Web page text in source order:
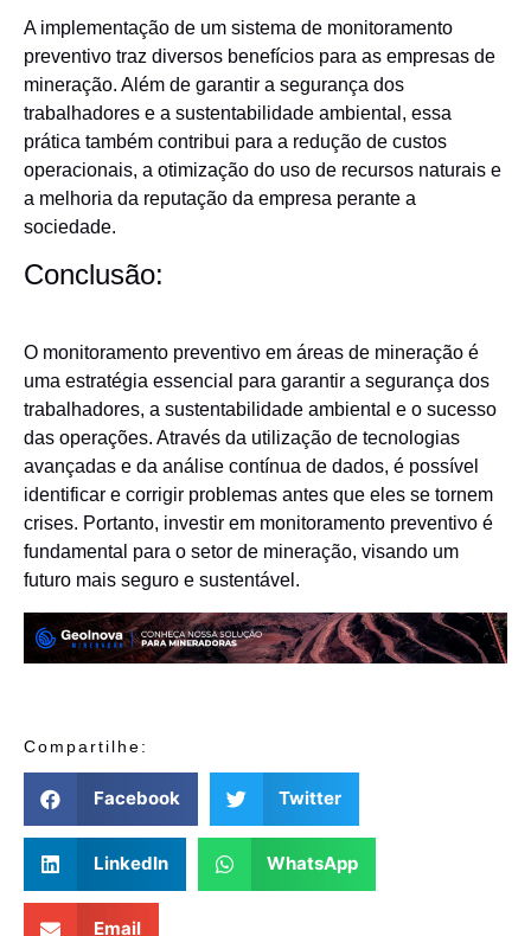
A implementação de um sistema de monitoramento
preventivo traz diversos benefícios para as empresas de
mineração. Além de garantir a segurança dos
trabalhadores e a sustentabilidade ambiental, essa
prática também contribui para a redução de custos
operacionais, a otimização do uso de recursos naturais e
a melhoria da reputação da empresa perante a
sociedade.
Conclusão:
O monitoramento preventivo em áreas de mineração é
uma estratégia essencial para garantir a segurança dos
trabalhadores, a sustentabilidade ambiental e o sucesso
das operações. Através da utilização de tecnologias
avançadas e da análise contínua de dados, é possível
identificar e corrigir problemas antes que eles se tornem
crises. Portanto, investir em monitoramento preventivo é
fundamental para o setor de mineração, visando um
futuro mais seguro e sustentável.
Compartilhe:
Facebook Twitter
LinkedIn WhatsApp
Email